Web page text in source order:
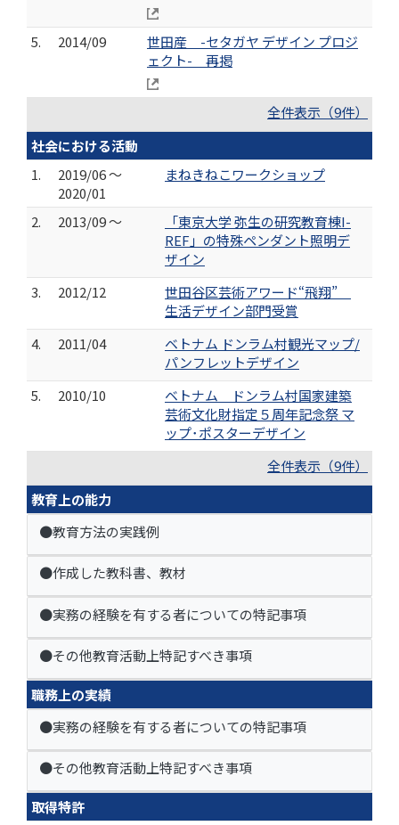
5. 2014/09
世田産 -セタガヤ デザイン プロジ
ェクト- 再掲
全件表示（9件）
社会における活動
1.
2019/06 ～
2020/01
まねきねこワークショップ
2. 2013/09 ～
「東京大学 弥生の研究教育棟I-
REF」の特殊ペンダント照明デ
ザイン
3.
2012/12
世田谷区芸術アワード“飛翔”
生活デザイン部門受賞
4.
2011/04
ベトナム ドンラム村観光マップ/
パンフレットデザイン
5.
2010/10
ベトナム ドンラム村国家建築
芸術文化財指定５周年記念祭 マ
ップ･ポスターデザイン
全件表示（9件）
教育上の能力
●教育方法の実践例
●作成した教科書、教材
●実務の経験を有する者についての特記事項
●その他教育活動上特記すべき事項
職務上の実績
●実務の経験を有する者についての特記事項
●その他教育活動上特記すべき事項
取得特許